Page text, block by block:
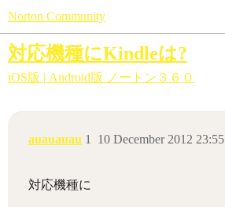
Norton Community
対応機種にKindleは?
iOS版 | Android版 ノートン３６０
auauauau 10 December 2012 23:55
1
対応機種に